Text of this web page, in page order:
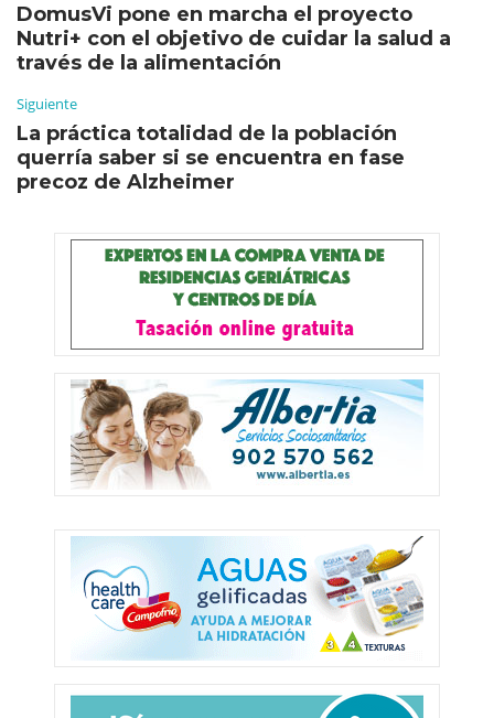
DomusVi pone en marcha el proyecto
Nutri+ con el objetivo de cuidar la salud a
través de la alimentación
Siguiente
La práctica totalidad de la población
querría saber si se encuentra en fase
precoz de Alzheimer